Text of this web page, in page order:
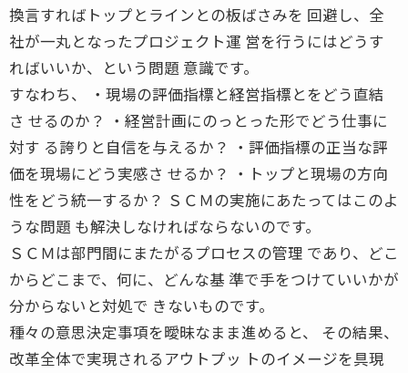
換言すればトップとラインとの板ばさみを 回避し、全
社が一丸となったプロジェクト運 営を行うにはどうす
ればいいか、という問題 意識です。
すなわち、 ・現場の評価指標と経営指標とをどう直結
さ せるのか？ ・経営計画にのっとった形でどう仕事に
対す る誇りと自信を与えるか？ ・評価指標の正当な評
価を現場にどう実感さ せるか？ ・トップと現場の方向
性をどう統一するか？ ＳＣＭの実施にあたってはこのよ
うな問題 も解決しなければならないのです。
ＳＣＭは部門間にまたがるプロセスの管理 であり、どこ
からどこまで、何に、どんな基 準で手をつけていいかが
分からないと対処で きないものです。
種々の意思決定事項を曖昧なまま進めると、 その結果、
改革全体で実現されるアウトプッ トのイメージを具現